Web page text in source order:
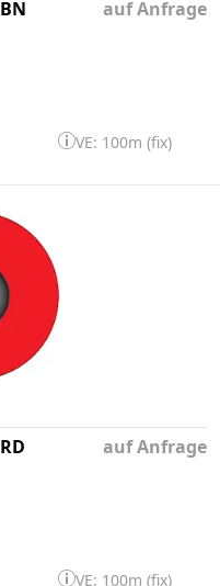
auf Anfrage
VE: 100m (fix)
auf Anfrage
VE: 100m (fix)